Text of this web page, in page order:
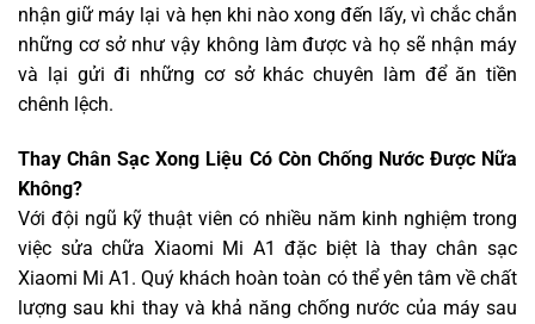
nhận giữ máy lại và hẹn khi nào xong đến lấy, vì chắc chắn
những cơ sở như vậy không làm được và họ sẽ nhận máy
và lại gửi đi những cơ sở khác chuyên làm để ăn tiền
chênh lệch.
Thay Chân Sạc Xong Liệu Có Còn Chống Nước Được Nữa
Không?
Với đội ngũ kỹ thuật viên có nhiều năm kinh nghiệm trong
việc sửa chữa Xiaomi Mi A1 đặc biệt là thay chân sạc
Xiaomi Mi A1. Quý khách hoàn toàn có thể yên tâm về chất
lượng sau khi thay và khả năng chống nước của máy sau